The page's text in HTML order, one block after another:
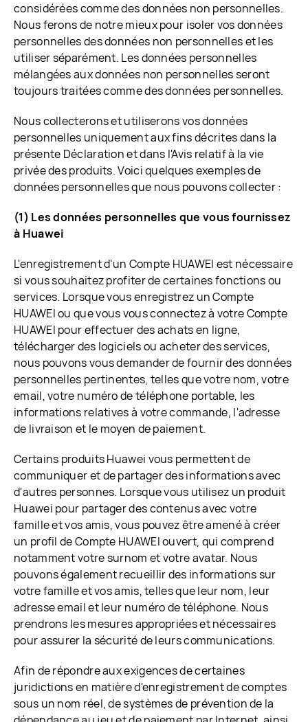
considérées comme des données non personnelles.
Nous ferons de notre mieux pour isoler vos données
personnelles des données non personnelles et les
utiliser séparément. Les données personnelles
mélangées aux données non personnelles seront
toujours traitées comme des données personnelles.
Nous collecterons et utiliserons vos données
personnelles uniquement aux fins décrites dans la
présente Déclaration et dans l'Avis relatif à la vie
privée des produits. Voici quelques exemples de
données personnelles que nous pouvons collecter :
(1) Les données personnelles que vous fournissez
à Huawei
L'enregistrement d'un Compte HUAWEI est nécessaire
si vous souhaitez profiter de certaines fonctions ou
services. Lorsque vous enregistrez un Compte
HUAWEI ou que vous vous connectez à votre Compte
HUAWEI pour effectuer des achats en ligne,
télécharger des logiciels ou acheter des services,
nous pouvons vous demander de fournir des données
personnelles pertinentes, telles que votre nom, votre
email, votre numéro de téléphone portable, les
informations relatives à votre commande, l'adresse
de livraison et le moyen de paiement.
Certains produits Huawei vous permettent de
communiquer et de partager des informations avec
d'autres personnes. Lorsque vous utilisez un produit
Huawei pour partager des contenus avec votre
famille et vos amis, vous pouvez être amené à créer
un profil de Compte HUAWEI ouvert, qui comprend
notamment votre surnom et votre avatar. Nous
pouvons également recueillir des informations sur
votre famille et vos amis, telles que leur nom, leur
adresse email et leur numéro de téléphone. Nous
prendrons les mesures appropriées et nécessaires
pour assurer la sécurité de leurs communications.
Afin de répondre aux exigences de certaines
juridictions en matière d'enregistrement de comptes
sous un nom réel, de systèmes de prévention de la